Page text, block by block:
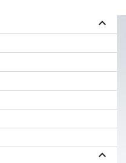
keyboard_arrow_up
keyboard_arrow_up